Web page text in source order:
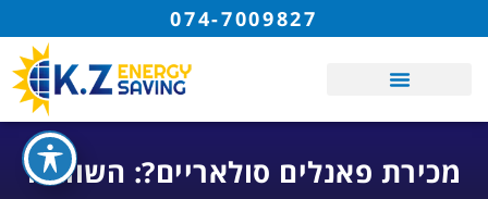
074-7009827
מכירת פאנלים סולאריים?: השוואה